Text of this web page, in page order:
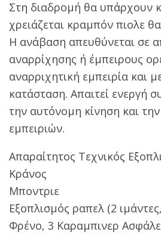
Στη διαδρομή θα υπάρχουν
χρειάζεται κραμπόν πιολε
Η ανάβαση απευθύνεται σε
αναρρίχησης ή έμπειρους
αναρριχητική εμπειρία και
κατάσταση. Απαιτεί ενεργή
την αυτόνομη κίνηση και
εμπειριών.
Απαραίτητος Τεχνικός
Κράνος
Μποντριε
Εξοπλισμός ραπελ (2
Φρένο, 3 Καραμπινερ